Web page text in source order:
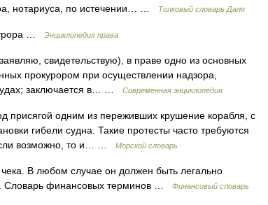
нотариуса, по истечении… …
Толковый словарь Даля
… Энциклопедия права
свидетельствую), в праве одно из основных
прокурором при осуществлении надзора,
заключается в… …
Современная энциклопедия
присягой одним из переживших крушение корабля, с
гибели судна. Такие протесты часто требуются
возможно, то и… …
Морской словарь
В любом случае он должен быть легально
Словарь финансовых терминов …
Финансовый словарь